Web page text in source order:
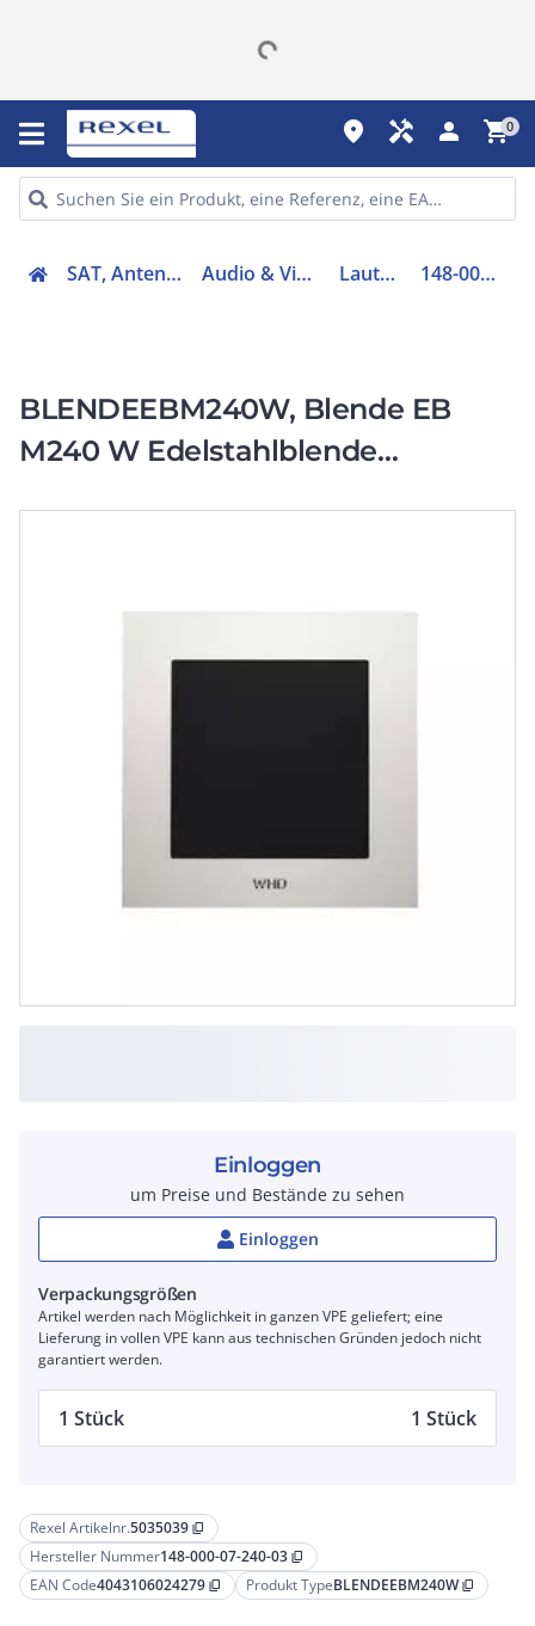
place handyman person shopping_cart0
SAT, Antenne, Telefonie Audio & Video - Zubehör Lautsprecher 148-000-07-240-03
BLENDEEBM240W, Blende EB
M240 W Edelstahlblende
Rexel Artikelnr.5035039 content_copy
Hersteller Nummer148-000-07-240-03 content_copy
EAN Code4043106024279 content_copy Produkt TypeBLENDEEBM240W content_copy
Einloggen
um Preise und Bestände zu sehen
Einloggen
Verpackungsgrößen
Artikel werden nach Möglichkeit in ganzen VPE geliefert; eine
Lieferung in vollen VPE kann aus technischen Gründen jedoch nicht
garantiert werden.
1 Stück 1 Stück